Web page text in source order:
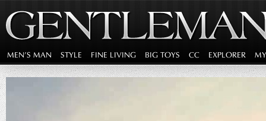
MEN'S MAN STYLE FINE LIVING BIG TOYS CC EXPLORER